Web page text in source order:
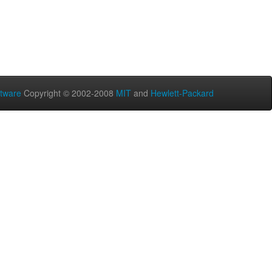
Copyright © 2002-2008 MIT and Hewlett-Packard